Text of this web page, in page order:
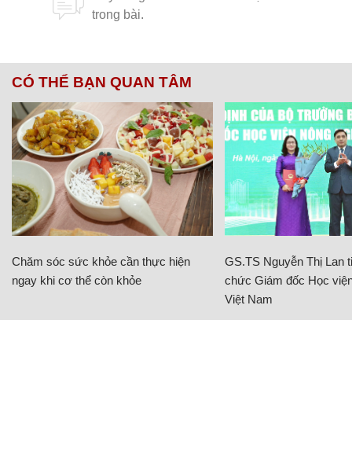
CÓ THỂ BẠN QUAN TÂM
Chăm sóc sức khỏe cần thực hiện
ngay khi cơ thể còn khỏe
GS.TS Nguyễn Thị Lan
chức Giám đốc Học
Việt Nam